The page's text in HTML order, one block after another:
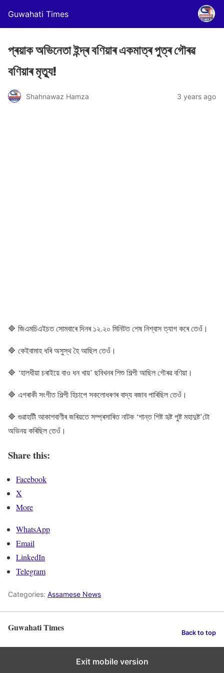
Guwahati Times
প্ৰয়াক অভিনেতা ইন্দ্ৰ বণিয়াৰ একমাত্ৰ পুত্ৰ গৌৰৱ
বণিয়াৰ মৃত্যু!
Shahnawaz Hamza 3 years ago
🔷 জিএমচিএইচত সোমবাৰে দিনৰ ১২.২০ মিনিটত শেষ নিশ্বাস ত্যাগ কৰে তেওঁ।
🔷 কেইবামাহ ধৰি অসুস্থ হৈ আছিল তেওঁ।
🔷 ‘হালধীয়া চৰাইয়ে বাও ধন খায়’ ছবিখনৰ শিশু শিল্পী আছিল গৌৰৱ বণিয়া।
🔷 এগৰাকী সংগীত শিল্পী হিচাপে সকলোধৰণৰ বাদ্য বজাব পাৰিছিল তেওঁ।
🔷 গুৱাহাটী আকাশবাণীৰ জৰিয়তে সম্প্ৰসাৰিত নাটক ‘শান্ত শিষ্ট হৃষ্ট পুষ্ট মহাদুষ্ট’টো
অভিনয় কৰিছিল তেওঁ।
Share this:
Facebook
X
More
WhatsApp
Email
LinkedIn
Telegram
Categories: Assamese News
Guwahati Times Back to top
Exit mobile version